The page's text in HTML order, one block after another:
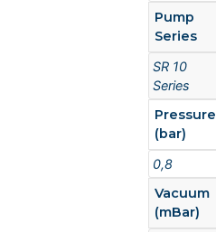
Pump
Series
SR 10
Series
Pressure
(bar)
0,8
Vacuum
(mBar)